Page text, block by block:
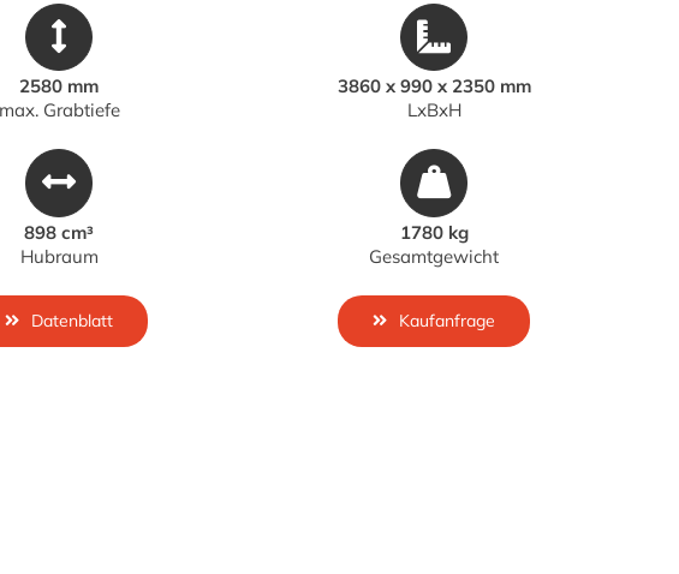
2580 mm
max. Grabtiefe
898 cm³
Hubraum
Datenblatt
3860 x 990 x 2350 mm
LxBxH
1780 kg
Gesamtgewicht
Kaufanfrage